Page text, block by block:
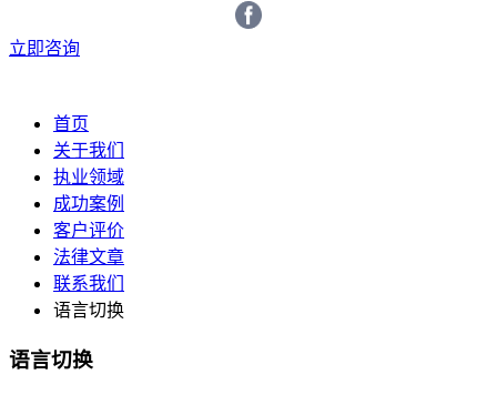
立即咨询
首页
关于我们
执业领域
成功案例
客户评价
法律文章
联系我们
语言切换
语言切换